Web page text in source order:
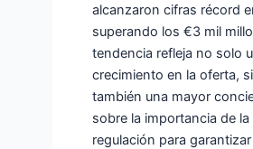
alcanzaron cifras récord
superando los€3 mil
tendencia refleja no solo
crecimiento en la oferta,
también una mayor
sobre la importancia de la
regulación para